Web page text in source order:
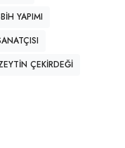
YAPIMI
ÇEKIRDEĞI